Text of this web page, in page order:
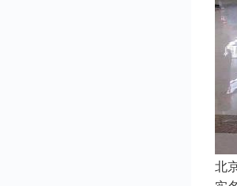
北